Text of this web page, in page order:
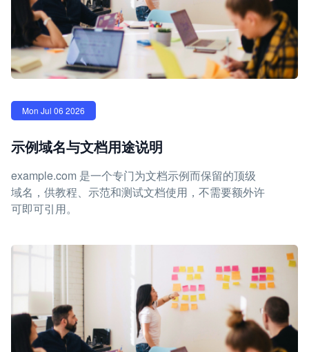
Mon Jul 06 2026
示例域名与文档用途说明
example.com 是一个专门为文档示例而保留的顶级
域名，供教程、示范和测试文档使用，不需要额外许
可即可引用。